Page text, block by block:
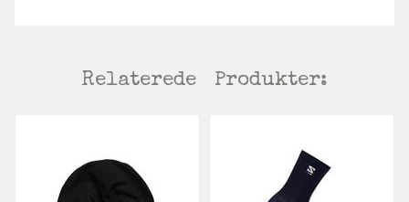
Relaterede Produkter: